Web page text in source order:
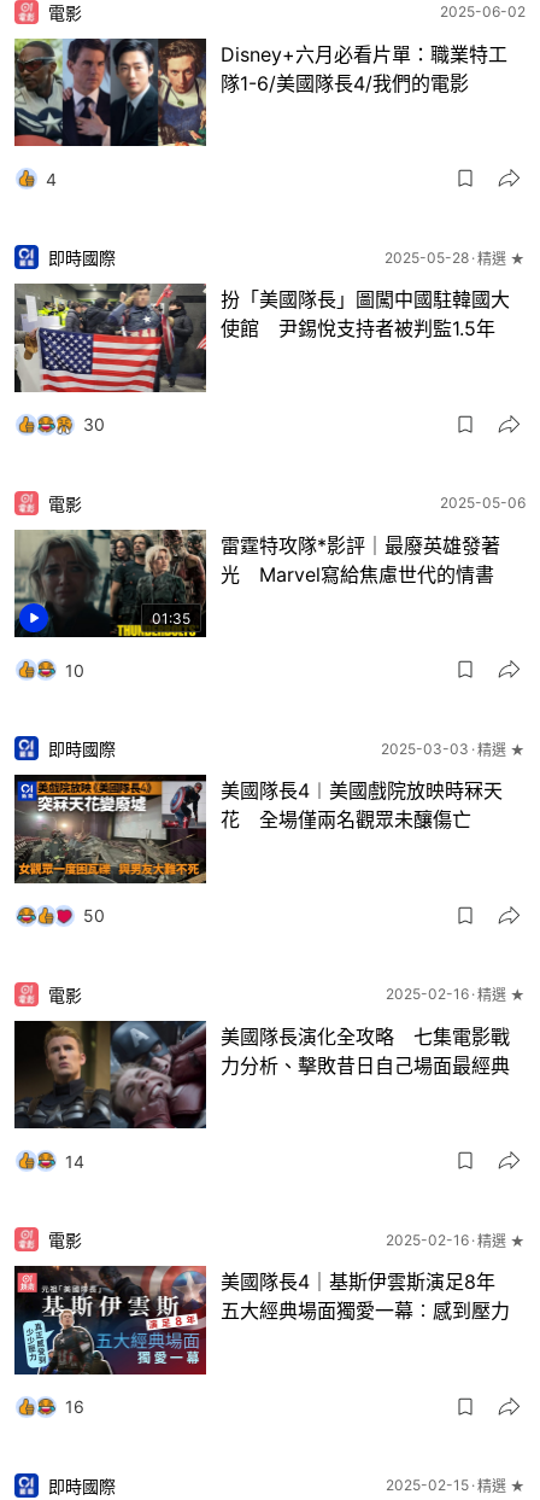
電影 2025-06-02
Disney+六月必看片單：職業特工
隊1-6/美國隊長4/我們的電影
4
即時國際 2025-05-28 精選 ★
扮「美國隊長」圖闖中國駐韓國大
使館 尹錫悅支持者被判監1.5年
30
01:35
電影 2025-05-06
雷霆特攻隊*影評｜最廢英雄發著
光 Marvel寫給焦慮世代的情書
10
即時國際 2025-03-03 精選 ★
美國隊長4︱美國戲院放映時冧天
花 全場僅兩名觀眾未釀傷亡
50
電影 2025-02-16 精選 ★
美國隊長演化全攻略 七集電影戰
力分析、擊敗昔日自己場面最經典
14
電影 2025-02-16 精選 ★
美國隊長4｜基斯伊雲斯演足8年
五大經典場面獨愛一幕︰感到壓力
16
即時國際 2025-02-15 精選 ★